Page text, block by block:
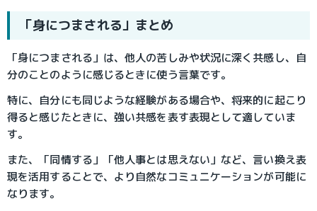
「身につまされる」まとめ
「身につまされる」は、他人の苦しみや状況に深く共感し、自
分のことのように感じるときに使う言葉です。
特に、自分にも同じような経験がある場合や、将来的に起こり
得ると感じたときに、強い共感を表す表現として適していま
す。
また、「同情する」「他人事とは思えない」など、言い換え表
現を活用することで、より自然なコミュニケーションが可能に
なります。